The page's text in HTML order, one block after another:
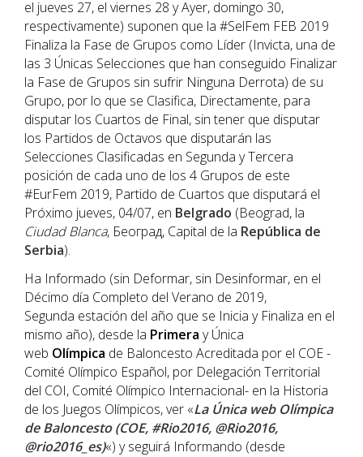
el jueves 27, el viernes 28 y Ayer, domingo 30,
respectivamente) suponen que la #SelFem FEB 2019
Finaliza la Fase de Grupos como Líder (Invicta, una de
las 3 Únicas Selecciones que han conseguido Finalizar
la Fase de Grupos sin sufrir Ninguna Derrota) de su
Grupo, por lo que se Clasifica, Directamente, para
disputar los Cuartos de Final, sin tener que disputar
los Partidos de Octavos que disputarán las
Selecciones Clasificadas en Segunda y Tercera
posición de cada uno de los 4 Grupos de este
#EurFem 2019, Partido de Cuartos que disputará el
Próximo jueves, 04/07, en Belgrado (Beograd, la
Ciudad Blanca, Беoград, Capital de la República de
Serbia).
Ha Informado (sin Deformar, sin Desinformar, en el
Décimo día Completo del Verano de 2019,
Segunda estación del año que se Inicia y Finaliza en el
mismo año), desde la Primera y Única
web Olímpica de Baloncesto Acreditada por el COE -
Comité Olímpico Español, por Delegación Territorial
del COI, Comité Olímpico Internacional- en la Historia
de los Juegos Olímpicos, ver «La Única web Olímpica
de Baloncesto (COE, #Rio2016, @Rio2016,
@rio2016_es)«) y seguirá Informando (desde